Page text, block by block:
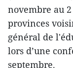
novembre au
provinces
général de
lors d’une
septembre.